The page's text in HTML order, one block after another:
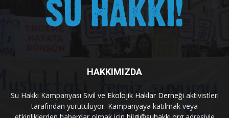
HAKKIMIZDA
Su Hakkı Kampanyası Sivil ve Ekolojik Haklar Derneği aktivistleri
tarafından yürütülüyor. Kampanyaya katılmak veya